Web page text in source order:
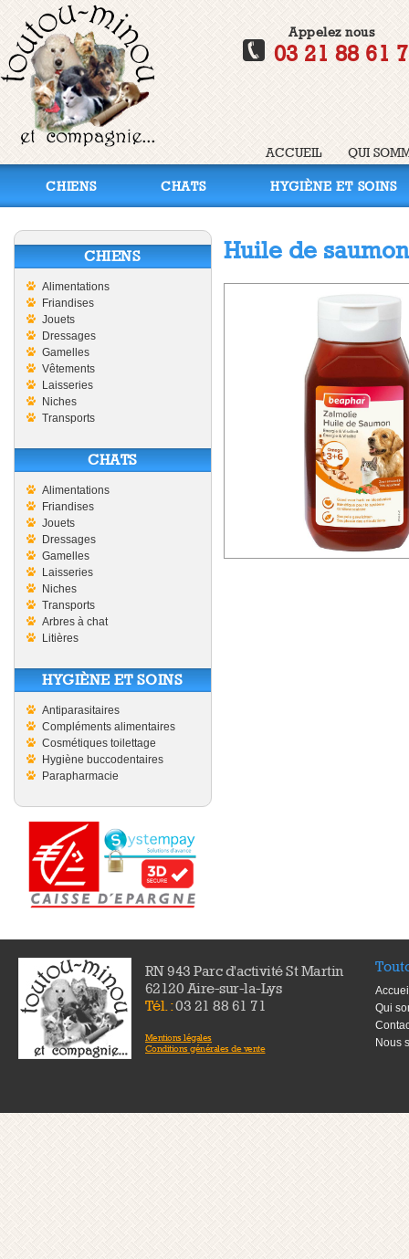
Appelez nous
03 21 88 61
ACCUEIL QUI
CHIENS CHATS HYGIÈNE ET SOINS
CHIENS
Alimentations
Friandises
Jouets
Dressages
Gamelles
Vêtements
Laisseries
Niches
Transports
CHATS
Alimentations
Friandises
Jouets
Dressages
Gamelles
Laisseries
Niches
Transports
Arbres à chat
Litières
HYGIÈNE ET SOINS
Antiparasitaires
Compléments alimentaires
Cosmétiques toilettage
Hygiène buccodentaires
Parapharmacie
Huile de
RN 943 Parc d'activité St Martin
62120 Aire-sur-la-Lys
Tél. :03 21 88 61 71
Mentions légales
Conditions générales de vente
Qui
Nous